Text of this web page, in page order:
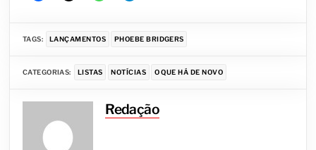
TAGS: LANÇAMENTOS PHOEBE BRIDGERS
CATEGORIAS: LISTAS NOTÍCIAS O QUE HÁ DE NOVO
Redação